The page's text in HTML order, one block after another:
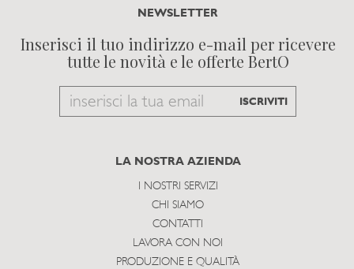
NEWSLETTER
Inserisci il tuo indirizzo e-mail per ricevere
tutte le novità e le offerte BertO
Email
subscribe
ISCRIVITI
LA NOSTRA AZIENDA
I NOSTRI SERVIZI
CHI SIAMO
CONTATTI
LAVORA CON NOI
PRODUZIONE E QUALITÀ